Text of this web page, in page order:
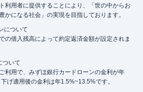
利用者に提供することにより、「世の中からお
かになる社会」の実現を目指しております。
について
の借入残高によって約定返済金額が設定されま
ついて
利用で、みずほ銀行カードローンの金利が年
げ適用後の金利は年1.5%~13.5%です。